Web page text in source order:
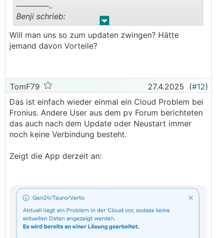
. .
──────..
Benji schrieb:
Ich hatte auch Aussetzer, nachdem ich jetzt
gerade das Update auf 1.36.5-1 gemacht hatte,
Bei mir auch👍
Will man uns so zum updaten zwingen? Hätte
jemand davon Vorteile?
TomF79 27.4.2025 (#12)
Das ist einfach wieder einmal ein Cloud Problem bei
Fronius. Andere User aus dem pv Forum berichteten
das auch nach dem Update oder Neustart immer
noch keine Verbindung besteht.
Zeigt die App derzeit an: